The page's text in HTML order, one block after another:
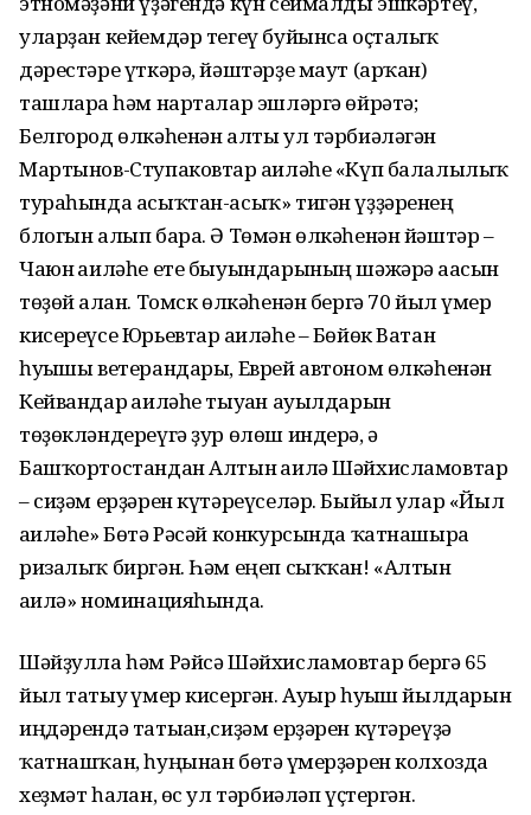
уларҙан кейемдәр тегеү буйынса оҫталыҡ
дәрестәре үткәрә, йәштәрҙе маут (арҡан)
ташларға һәм нарталар эшләргә өйрәтә;
Белгород өлкәһенән алты ул тәрбиәләгән
Мартынов-Ступаковтар ғаиләһе «Күп балалылыҡ
тураһында асыҡтан-асыҡ» тигән үҙҙәренең
блогын алып бара. Ә Төмән өлкәһенән йәштәр –
Чаюн ғаиләһе ете быуындарының шәжәрә ағасын
төҙөй алған. Томск өлкәһенән бергә 70 йыл ғүмер
кисереүсе Юрьевтар ғаиләһе – Бөйөк Ватан
һуғышы ветерандары, Еврей автоном өлкәһенән
Кейвандар ғаиләһе тыуған ауылдарын
төҙөкләндереүгә ҙур өлөш индерә, ә
Башҡортостандан Алтын ғаилә Шәйхисламовтар
– сиҙәм ерҙәрен күтәреүселәр. Быйыл улар «Йыл
ғаиләһе» Бөтә Рәсәй конкурсында ҡатнашырға
ризалыҡ биргән. Һәм еңеп сыҡҡан! «Алтын
ғаилә» номинацияһында.
Шәйҙулла һәм Рәйсә Шәйхисламовтар бергә 65
йыл татыу ғүмер кисергән. Ауыр һуғыш йылдарын
иңдәрендә татыған,сиҙәм ерҙәрен күтәреүҙә
ҡатнашҡан, һуңынан бөтә ғүмерҙәрен колхозда
хеҙмәт һалған, өс ул тәрбиәләп үҫтергән.